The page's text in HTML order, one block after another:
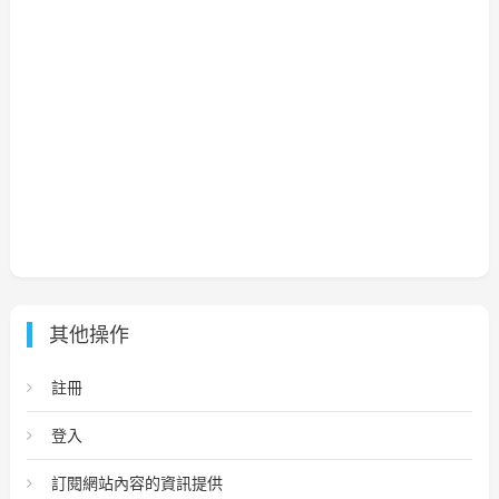
其他操作
註冊
登入
訂閱網站內容的資訊提供